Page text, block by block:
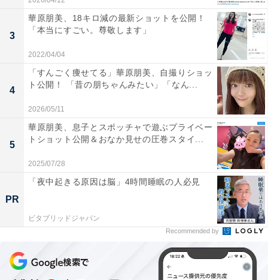
3
華原朋美、18キロ減の最新ショットを公開！
「本当にすごい。尊敬します」
2022/04/04
4
「すんごく痩せてる」華原朋美、自撮りショッ
ト公開！ 「昔の朋ちゃんみたい」「なん...
2026/05/11
5
華原朋美、息子とスポッチャで遊ぶプライベー
トショット公開＆おなか見せの圧巻スタイ...
2025/07/28
PR
「夜中起きる原因は脳」4時間睡眠の人必見
ビタブリッドジャパン
Recommended by